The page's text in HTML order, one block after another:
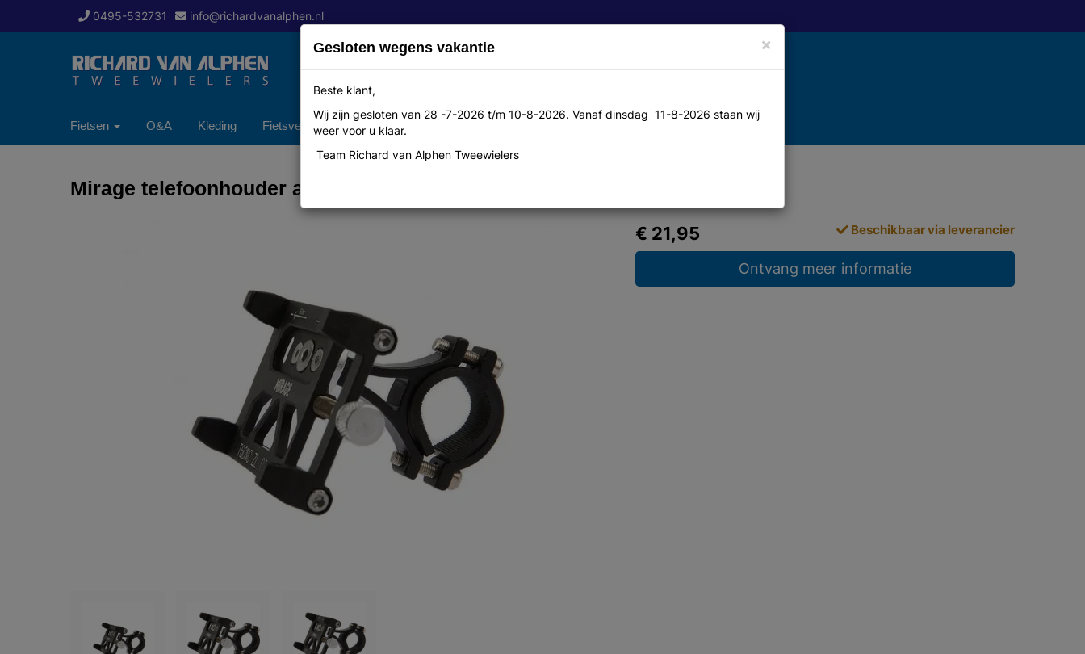
0495-532731 info@richardvanalphen.nl
Fietsen O&A Kleding Fietsverzekering Over ons Contact
Mirage telefoonhouder alu m/bracket black
€ 21,95 Beschikbaar via leverancier
Ontvang meer informatie
×
Gesloten wegens vakantie
Beste klant,
Wij zijn gesloten van 28 -7-2026 t/m 10-8-2026. Vanaf dinsdag 11-8-2026 staan wij
weer voor u klaar.
Team Richard van Alphen Tweewielers